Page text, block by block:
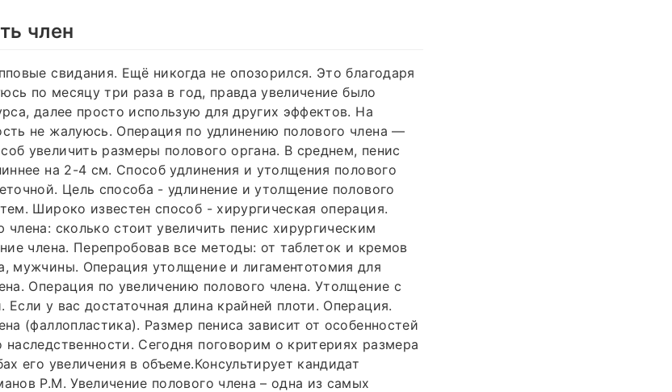
член
свидания. Ещё никогда не опозорился. Это благодаря
по месяцу три раза в год, правда увеличение было
далее просто использую для других эффектов. На
не жалуюсь. Операция по удлинению полового члена —
увеличить размеры полового органа. В среднем, пенис
на 2-4 см. Способ удлинения и утолщения полового
Цель способа - удлинение и утолщение полового
Широко известен способ - хирургическая операция.
сколько стоит увеличить пенис хирургическим
члена. Перепробовав все методы: от таблеток и кремов
мужчины. Операция утолщение и лигаментотомия для
Операция по увеличению полового члена. Утолщение с
у вас достаточная длина крайней плоти. Операция.
(фаллопластика). Размер пениса зависит от особенностей
Сегодня поговорим о критериях размера
его увеличения в объеме.Консультирует кандидат
Р.М. Увеличение полового члена – одна из самых